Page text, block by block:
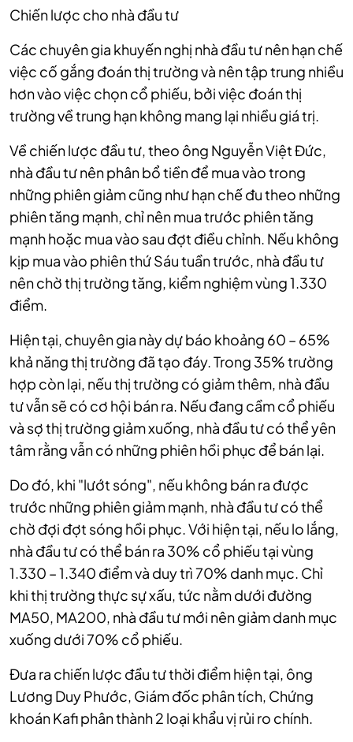
Chiến lược cho nhà đầu tư
Các chuyên gia khuyến nghị nhà đầu tư nên hạn chế
việc cố gắng đoán thị trường và nên tập trung nhiều
hơn vào việc chọn cổ phiếu, bởi việc đoán thị
trường về trung hạn không mang lại nhiều giá trị.
Về chiến lược đầu tư, theo ông Nguyễn Việt Đức,
nhà đầu tư nên phân bổ tiền để mua vào trong
những phiên giảm cũng như hạn chế đu theo những
phiên tăng mạnh, chỉ nên mua trước phiên tăng
mạnh hoặc mua vào sau đợt điều chỉnh. Nếu không
kịp mua vào phiên thứ Sáu tuần trước, nhà đầu tư
nên chờ thị trường tăng, kiểm nghiệm vùng 1.330
điểm.
Hiện tại, chuyên gia này dự báo khoảng 60 – 65%
khả năng thị trường đã tạo đáy. Trong 35% trường
hợp còn lại, nếu thị trường có giảm thêm, nhà đầu
tư vẫn sẽ có cơ hội bán ra. Nếu đang cầm cổ phiếu
và sợ thị trường giảm xuống, nhà đầu tư có thể yên
tâm rằng vẫn có những phiên hồi phục để bán lại.
Do đó, khi "lướt sóng", nếu không bán ra được
trước những phiên giảm mạnh, nhà đầu tư có thể
chờ đợi đợt sóng hồi phục. Với hiện tại, nếu lo lắng,
nhà đầu tư có thể bán ra 30% cổ phiếu tại vùng
1.330 – 1.340 điểm và duy trì 70% danh mục. Chỉ
khi thị trường thực sự xấu, tức nằm dưới đường
MA50, MA200, nhà đầu tư mới nên giảm danh mục
xuống dưới 70% cổ phiếu.
Đưa ra chiến lược đầu tư thời điểm hiện tại, ông
Lương Duy Phước, Giám đốc phân tích, Chứng
khoán Kafi phân thành 2 loại khẩu vị rủi ro chính.